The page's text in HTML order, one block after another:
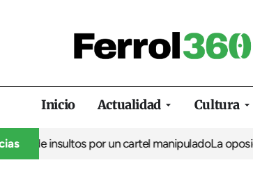
Inicio Actualidad Cultura
insultos por un cartel manipuladoLa oposición